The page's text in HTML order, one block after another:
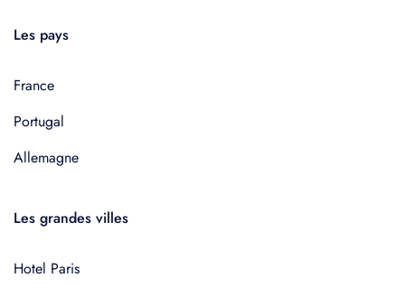
Les pays
France
Portugal
Allemagne
Les grandes villes
Hotel Paris